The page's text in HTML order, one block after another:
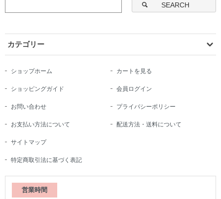
SEARCH
カテゴリー
ショップホーム カートを見る
ショッピングガイド 会員ログイン
お問い合わせ プライバシーポリシー
お支払い方法について 配送方法・送料について
サイトマップ
特定商取引法に基づく表記
営業時間